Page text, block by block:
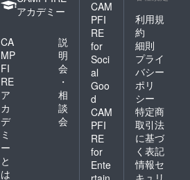
アカデミー
CA
MP
FI
RE
ア
カ
デ
ミ
ー
と
は
説
明
会
・
相
談
会
CAM
PFI
RE
for
Soci
al
Goo
d
CAM
PFI
RE
for
Ente
利用規
約
細則
プライ
バシー
ポリ
シー
特定商
取引法
に基づ
く表記
情報セ